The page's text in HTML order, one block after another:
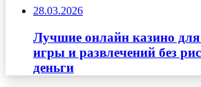
28.03.2026
Лучшие онлайн казино для
игры и развлечений без
деньги